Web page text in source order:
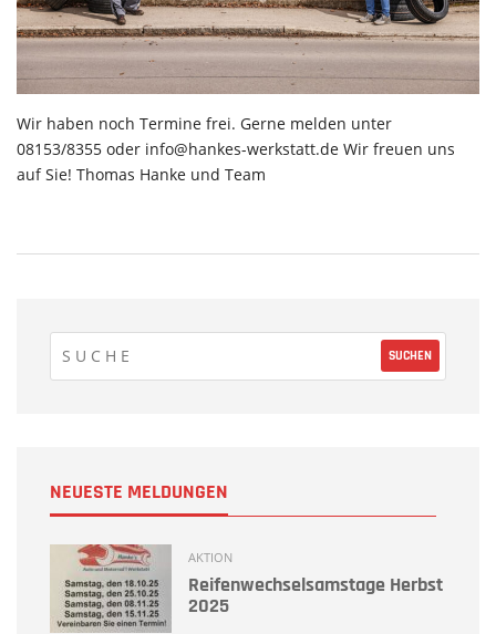
Wir haben noch Termine frei. Gerne melden unter
08153/8355 oder info@hankes-werkstatt.de Wir freuen uns
auf Sie! Thomas Hanke und Team
NEUESTE MELDUNGEN
AKTION
Reifenwechselsamstage Herbst
2025